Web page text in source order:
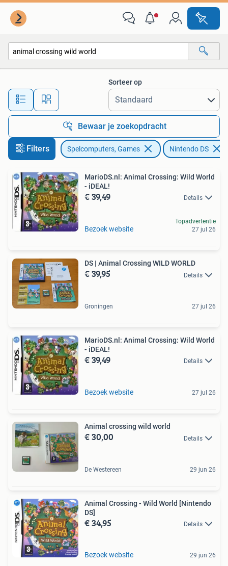
Alle afstanden…
Sorteer op
Bewaar je zoekopdracht
Filters Spelcomputers, Games Nintendo DS
MarioDS.nl: Animal Crossing: Wild World
- iDEAL!
€ 39,49 Details
Bezoek website
Topadvertentie
27 jul 26
DS | Animal Crossing WILD WORLD
€ 39,95 Details
Groningen 27 jul 26
MarioDS.nl: Animal Crossing: Wild World
- iDEAL!
€ 39,49 Details
Bezoek website 27 jul 26
Animal crossing wild world
€ 30,00 Details
De Westereen 29 jun 26
Animal Crossing - Wild World [Nintendo
DS]
€ 34,95 Details
Bezoek website 29 jun 26